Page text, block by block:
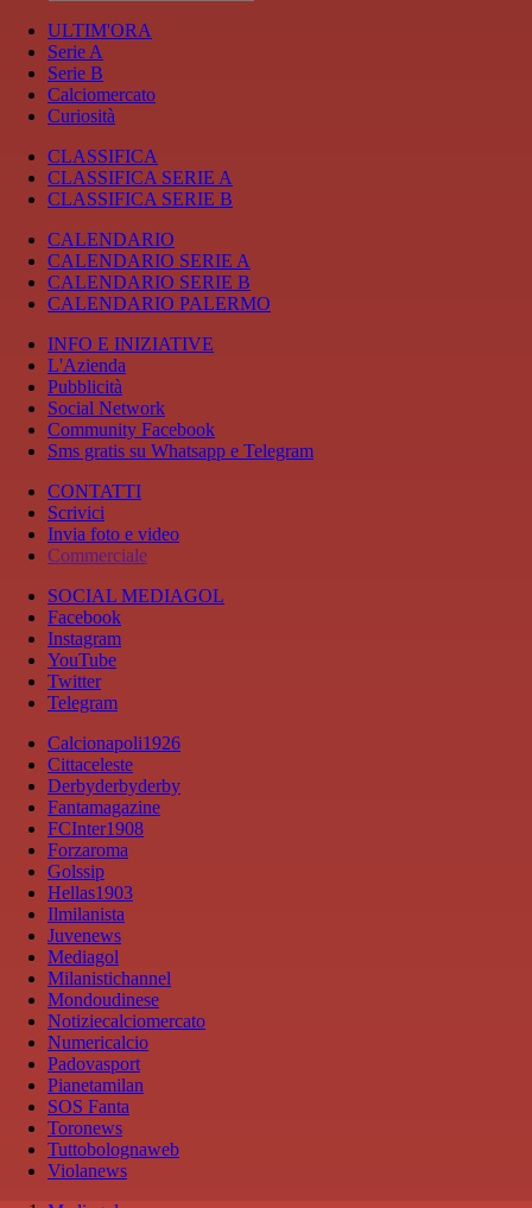
ULTIM'ORA
Serie A
Serie B
Calciomercato
Curiosità
CLASSIFICA
CLASSIFICA SERIE A
CLASSIFICA SERIE B
CALENDARIO
CALENDARIO SERIE A
CALENDARIO SERIE B
CALENDARIO PALERMO
INFO E INIZIATIVE
L'Azienda
Pubblicità
Social Network
Community Facebook
Sms gratis su Whatsapp e Telegram
CONTATTI
Scrivici
Invia foto e video
Commerciale
SOCIAL MEDIAGOL
Facebook
Instagram
YouTube
Twitter
Telegram
Calcionapoli1926
Cittaceleste
Derbyderbyderby
Fantamagazine
FCInter1908
Forzaroma
Golssip
Hellas1903
Ilmilanista
Juvenews
Mediagol
Milanistichannel
Mondoudinese
Notiziecalciomercato
Numericalcio
Padovasport
Pianetamilan
SOS Fanta
Toronews
Tuttobolognaweb
Violanews